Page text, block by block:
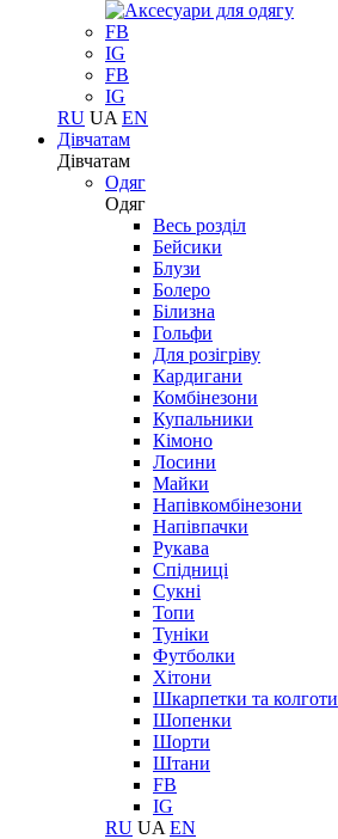
FB
IG
FB
IG
RU UA EN
Дівчатам
Дівчатам
Одяг
Одяг
Весь розділ
Бейсики
Блузи
Болеро
Білизна
Гольфи
Для розігріву
Кардигани
Комбінезони
Купальники
Кімоно
Лосини
Майки
Напівкомбінезони
Напівпачки
Рукава
Спідниці
Сукні
Топи
Туніки
Футболки
Хітони
Шкарпетки та колготи
Шопенки
Шорти
Штани
FB
IG
RU UA EN